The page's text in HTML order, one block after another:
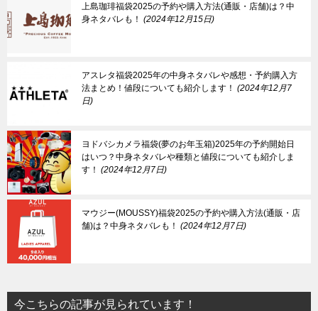
上島珈琲福袋2025の予約や購入方法(通販・店舗)は？中
身ネタバレも！
2024年12月15日
アスレタ福袋2025年の中身ネタバレや感想・予約購入方
法まとめ！値段についても紹介します！
2024年12月7
日
ヨドバシカメラ福袋(夢のお年玉箱)2025年の予約開始日
はいつ？中身ネタバレや種類と値段についても紹介しま
す！
2024年12月7日
マウジー(MOUSSY)福袋2025の予約や購入方法(通販・店
舗)は？中身ネタバレも！
2024年12月7日
今こちらの記事が見られています！